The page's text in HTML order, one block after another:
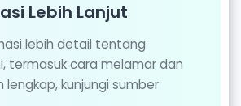
Lebih Lanjut
lebih detail tentang
termasuk cara melamar dan
kunjungi sumber